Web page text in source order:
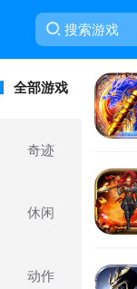
全部游戏
奇迹
休闲
动作